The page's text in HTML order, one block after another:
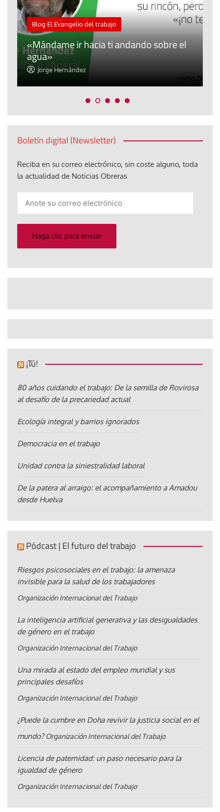
Blog El Evangelio del trabajo
«Mándame ir hacia ti andando sobre el
agua»
Jorge Hernández
Boletín digital (Newsletter)
Reciba en su correo electrónico, sin coste alguno, toda
la actualidad de Noticias Obreras
electrónico
Haga clic para enviar
¡Tú!
80 años cuidando el trabajo: De la semilla de Rovirosa
al desafío de la precariedad actual
Ecología integral y barrios ignorados
Democracia en el trabajo
Unidad contra la siniestralidad laboral
De la patera al arraigo: el acompañamiento a Amadou
desde Huelva
Pódcast | El futuro del trabajo
Riesgos psicosociales en el trabajo: la amenaza
invisible para la salud de los trabajadores
Organización Internacional del Trabajo
La inteligencia artificial generativa y las desigualdades
de género en el trabajo
Organización Internacional del Trabajo
Una mirada al estado del empleo mundial y sus
principales desafíos
Organización Internacional del Trabajo
¿Puede la cumbre en Doha revivir la justicia social en el
mundo? Organización Internacional del Trabajo
Licencia de paternidad: un paso necesario para la
igualdad de género
Organización Internacional del Trabajo